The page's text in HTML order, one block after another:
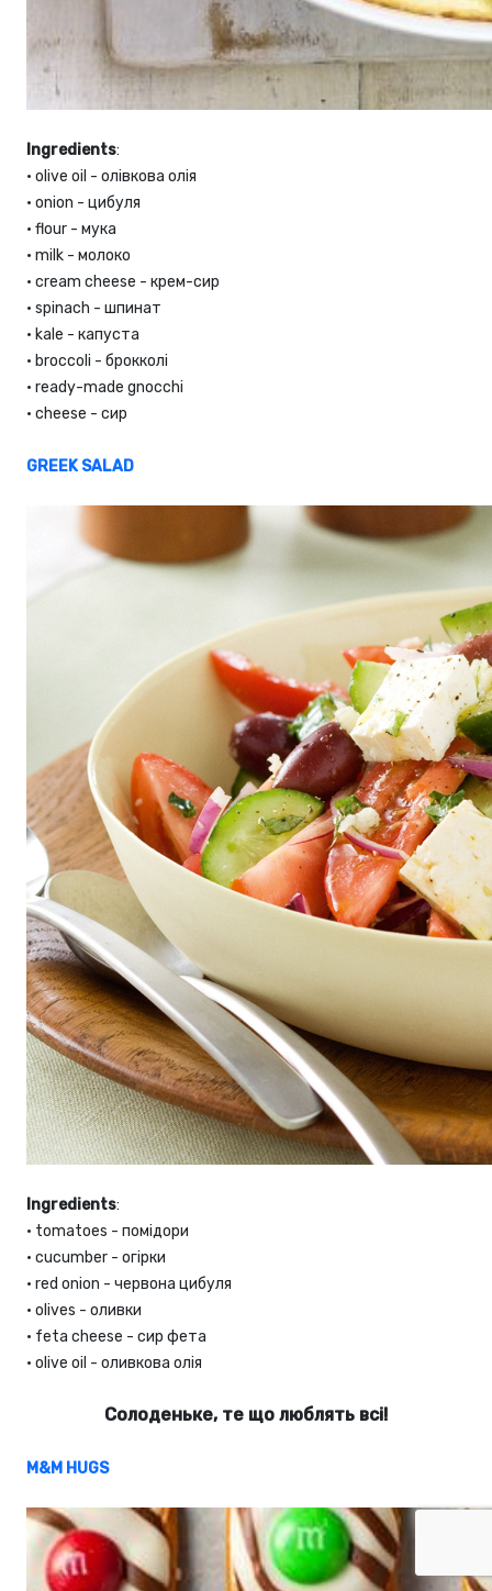
Ingredients:
• olive oil - олівкова олія
• onion - цибуля
• flour - мука
• milk - молоко
• cream cheese - крем-сир
• spinach - шпинат
• kale - капуста
• broccoli - брокколі
• ready-made gnocchi
• cheese - сир
GREEK SALAD
Ingredients:
• tomatoes - помідори
• cucumber - огірки
• red onion - червона цибуля
• olives - оливки
• feta cheese - сир фета
• olive oil - оливкова олія
Солоденьке, те що люблять всі!
M&M HUGS